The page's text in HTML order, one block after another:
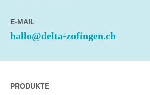
E-MAIL
hallo@delta-zofingen.ch
PRODUKTE